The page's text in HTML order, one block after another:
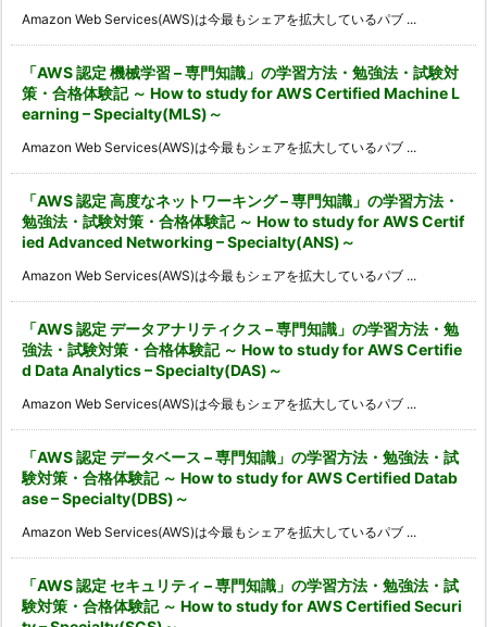
Amazon Web Services(AWS)は今最もシェアを拡大しているパブ ...
「AWS 認定 機械学習 – 専門知識」の学習方法・勉強法・試験対
策・合格体験記 ～ How to study for AWS Certified Machine L
earning – Specialty(MLS)～
Amazon Web Services(AWS)は今最もシェアを拡大しているパブ ...
「AWS 認定 高度なネットワーキング – 専門知識」の学習方法・
勉強法・試験対策・合格体験記 ～ How to study for AWS Certif
ied Advanced Networking – Specialty(ANS)～
Amazon Web Services(AWS)は今最もシェアを拡大しているパブ ...
「AWS 認定 データアナリティクス – 専門知識」の学習方法・勉
強法・試験対策・合格体験記 ～ How to study for AWS Certifie
d Data Analytics – Specialty(DAS)～
Amazon Web Services(AWS)は今最もシェアを拡大しているパブ ...
「AWS 認定 データベース – 専門知識」の学習方法・勉強法・試
験対策・合格体験記 ～ How to study for AWS Certified Datab
ase – Specialty(DBS)～
Amazon Web Services(AWS)は今最もシェアを拡大しているパブ ...
「AWS 認定 セキュリティ – 専門知識」の学習方法・勉強法・試
験対策・合格体験記 ～ How to study for AWS Certified Securi